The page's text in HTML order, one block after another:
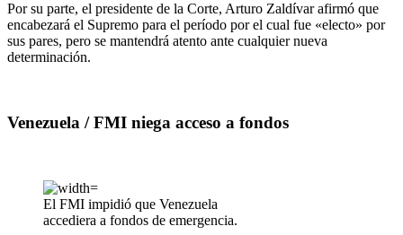
Por su parte, el presidente de la Corte, Arturo Zaldívar afirmó que
encabezará el Supremo para el período por el cual fue «electo» por
sus pares, pero se mantendrá atento ante cualquier nueva
determinación.
Venezuela / FMI niega acceso a fondos
El FMI impidió que Venezuela
accediera a fondos de emergencia.